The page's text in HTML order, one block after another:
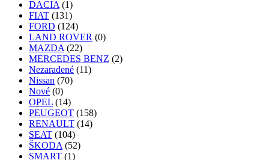
DACIA (1)
FIAT (131)
FORD (124)
LAND ROVER (0)
MAZDA (22)
MERCEDES BENZ (2)
Nezaradené (11)
Nissan (70)
Nové (0)
OPEL (14)
PEUGEOT (158)
RENAULT (14)
SEAT (104)
ŠKODA (52)
SMART (1)